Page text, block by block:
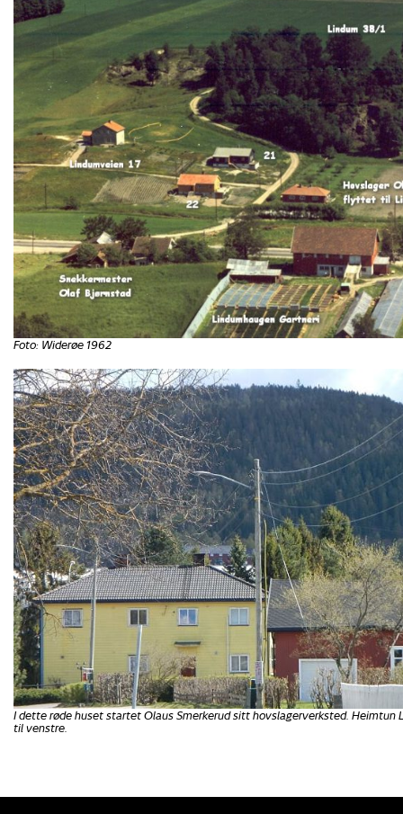
Foto: Widerøe 1962
I dette røde huset startet Olaus Smerkerud sitt hovslagerverksted. Heimtun
til venstre.